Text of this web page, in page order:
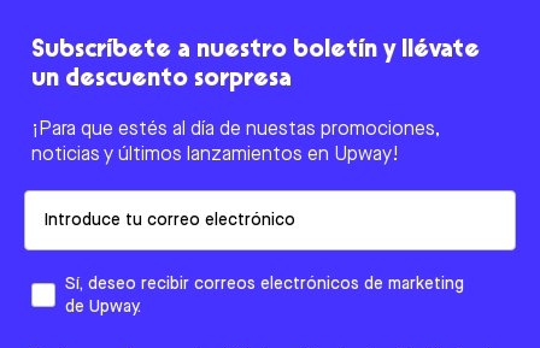
Subscríbete a nuestro boletín y llévate
un descuento sorpresa
¡Para que estés al día de nuestas promociones,
noticias y últimos lanzamientos en Upway!
Sí, deseo recibir correos electrónicos de marketing
de Upway.